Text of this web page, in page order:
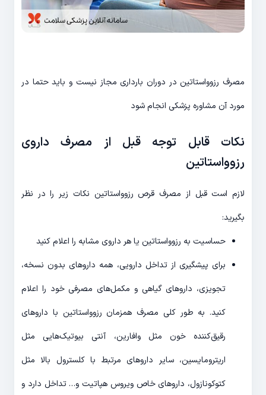
مصرف رزوواستاتین در دوران بارداری مجاز نیست و باید حتما در
مورد آن مشاوره پزشکی انجام شود
نکات قابل توجه قبل از مصرف داروی
رزوواستاتین
لازم است قبل از مصرف قرص رزوواستاتین نکات زیر را در نظر
بگیرید:
حساسیت به رزوواستاتین یا هر داروی مشابه را اعلام کنید
برای پیشگیری از تداخل دارویی، همه داروهای بدون نسخه،
تجویزی، داروهای گیاهی و مکمل‌های مصرفی خود را اعلام
کنید. به طور کلی مصرف همزمان رزوواستاتین با داروهای
رقیق‌کننده خون مثل وافارین، آنتی بیوتیک‌هایی مثل
اریترومایسین، سایر داروهای مرتبط با کلسترول بالا مثل
کتوکونازول، داروهای خاص ویروس هپاتیت و… تداخل دارد و